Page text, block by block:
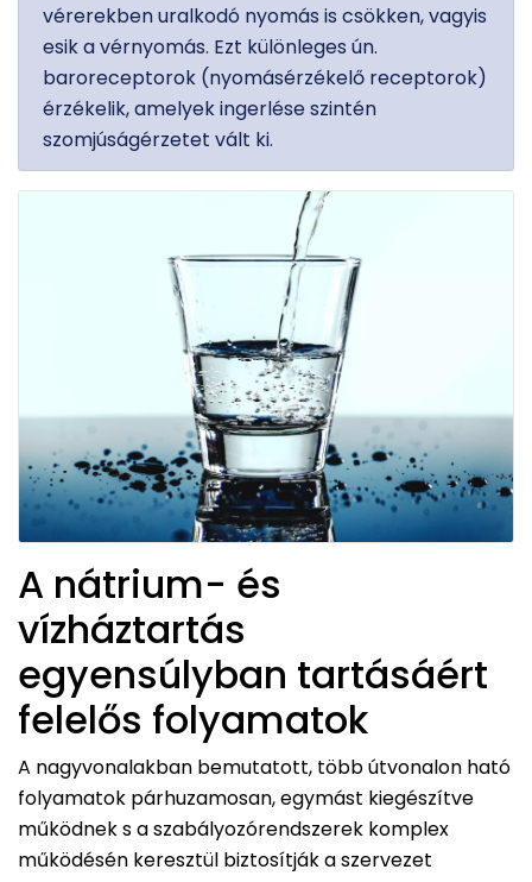
vérerekben uralkodó nyomás is csökken, vagyis
esik a vérnyomás. Ezt különleges ún.
baroreceptorok (nyomásérzékelő receptorok)
érzékelik, amelyek ingerlése szintén
szomjúságérzetet vált ki.
A nátrium- és
vízháztartás
egyensúlyban tartásáért
felelős folyamatok
A nagyvonalakban bemutatott, több útvonalon ható
folyamatok párhuzamosan, egymást kiegészítve
működnek s a szabályozórendszerek komplex
működésén keresztül biztosítják a szervezet